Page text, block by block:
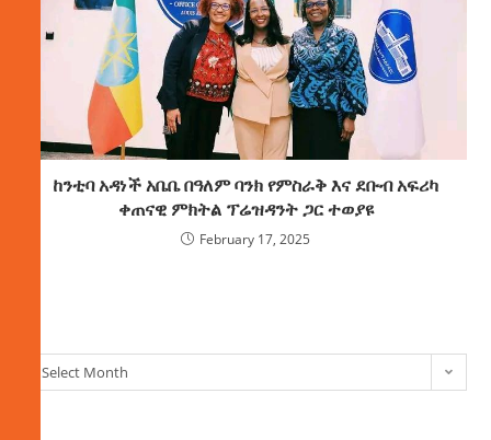
ከንቲባ አዳነች አቤቤ በዓለም ባንክ የምስራቅ እና ደቡብ አፍሪካ
ቀጠናዊ ምክትል ፕሬዝዳንት ጋር ተወያዩ
February 17, 2025
Select Month